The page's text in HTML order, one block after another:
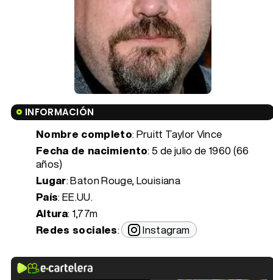
INFORMACIÓN
Nombre completo: Pruitt Taylor Vince
Fecha de nacimiento:5 de julio de 1960 (66
años)
Lugar: Baton Rouge, Louisiana
País: EE.UU.
Altura: 1,77m
Redes sociales: Instagram